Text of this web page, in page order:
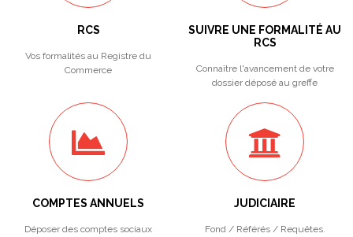
RCS
Vos formalités au Registre du
Commerce
SUIVRE UNE FORMALITÉ AU
RCS
Connaître l'avancement de votre
dossier déposé au greffe
COMPTES ANNUELS
Déposer des comptes sociaux
JUDICIAIRE
Fond / Référés / Requêtes.